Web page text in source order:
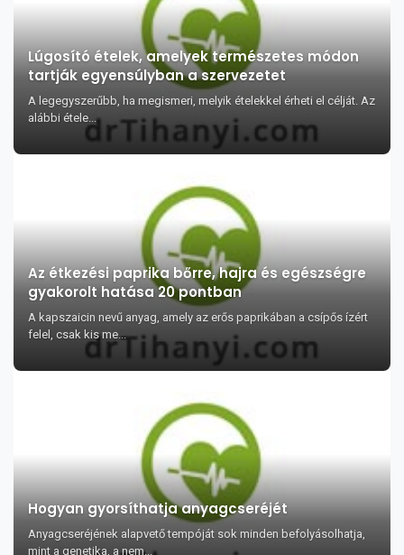
Lúgosító ételek, amelyek természetes módon
tartják egyensúlyban a szervezetet
A legegyszerűbb, ha megismeri, melyik ételekkel érheti el célját. Az
alábbi étele...
Az étkezési paprika bőrre, hajra és egészségre
gyakorolt hatása 20 pontban
A kapszaicin nevű anyag, amely az erős paprikában a csípős ízért
felel, csak kis me...
Hogyan gyorsíthatja anyagcseréjét
Anyagcseréjének alapvető tempóját sok minden befolyásolhatja,
mint a genetika, a nem...